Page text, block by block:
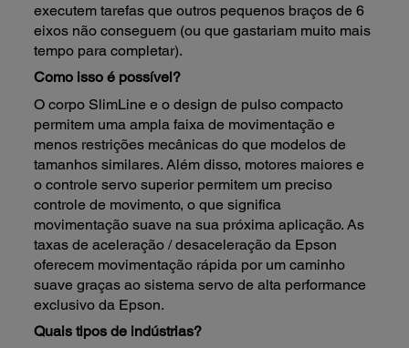
executem tarefas que outros pequenos braços de 6
eixos não conseguem (ou que gastariam muito mais
tempo para completar).
Como isso é possível?
O corpo SlimLine e o design de pulso compacto
permitem uma ampla faixa de movimentação e
menos restrições mecânicas do que modelos de
tamanhos similares. Além disso, motores maiores e
o controle servo superior permitem um preciso
controle de movimento, o que significa
movimentação suave na sua próxima aplicação. As
taxas de aceleração / desaceleração da Epson
oferecem movimentação rápida por um caminho
suave graças ao sistema servo de alta performance
exclusivo da Epson.
Quais tipos de indústrias?